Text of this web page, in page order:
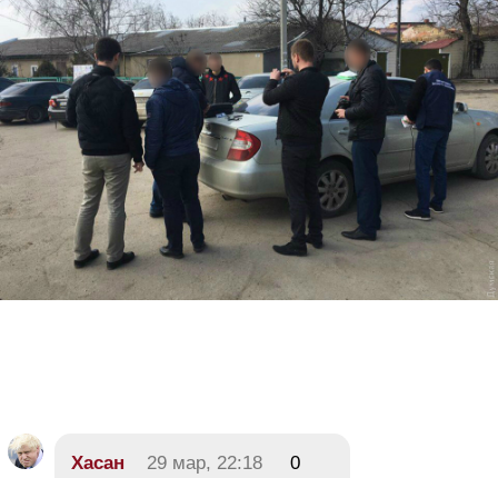
Хасан 29 мар, 22:18
0